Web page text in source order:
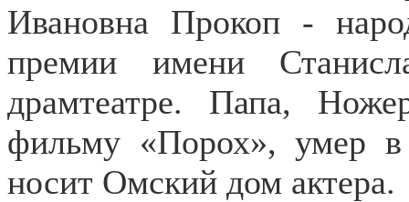
Ивановна Прокоп -
премии имени
драмтеатре. Папа,
фильму «Порох», умер
носит Омский дом актера.